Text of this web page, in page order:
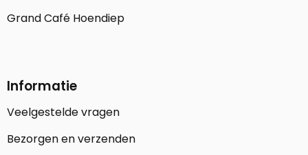
Grand Café Hoendiep
Informatie
Veelgestelde vragen
Bezorgen en verzenden